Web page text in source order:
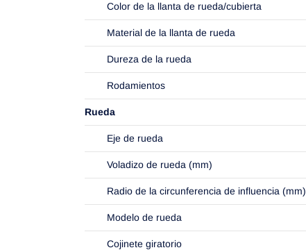
Color de la llanta de rueda/cubierta
Material de la llanta de rueda
Dureza de la rueda
Rodamientos
Rueda
Eje de rueda
Voladizo de rueda (mm)
Radio de la circunferencia de influencia (mm)
Modelo de rueda
Cojinete giratorio